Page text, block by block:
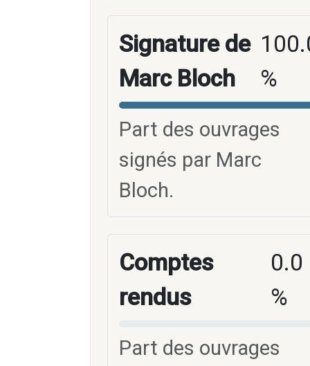
Signature de
Marc Bloch
%
Part des ouvrages
signés par Marc
Bloch.
Comptes
rendus
0.0
%
Part des ouvrages